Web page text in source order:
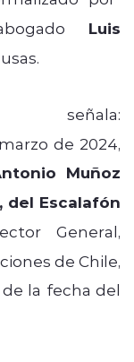
Luis
señala:
de 2024,
Muñoz
del Escalafón
General,
de Chile,
la fecha del